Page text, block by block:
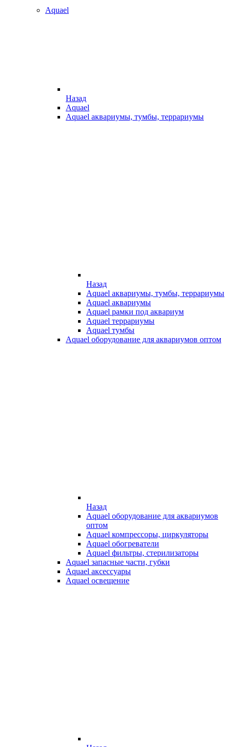
Aquael
Назад
Aquael
Aquael аквариумы, тумбы, террариумы
Назад
Aquael аквариумы, тумбы, террариумы
Aquael аквариумы
Aquael рамки под аквариум
Aquael террариумы
Aquael тумбы
Aquael оборудование для аквариумов оптом
Назад
Aquael оборудование для аквариумов
оптом
Aquael компрессоры, циркуляторы
Aquael обогреватели
Aquael фильтры, стерилизаторы
Aquael запасные части, губки
Aquael аксессуары
Aquael освещение